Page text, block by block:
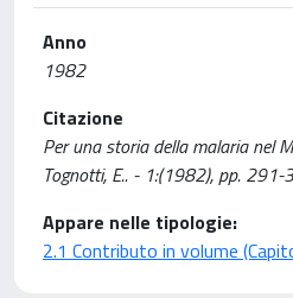
Anno
1982
Citazione
Per una storia della malaria nel
Tognotti, E.. - 1:(1982), pp. 291-
Appare nelle tipologie:
2.1 Contributo in volume